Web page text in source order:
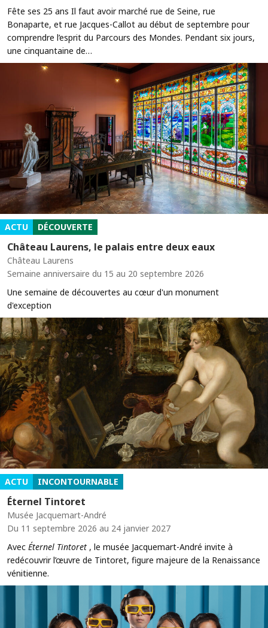
Fête ses 25 ans Il faut avoir marché rue de Seine, rue
Bonaparte, et rue Jacques-Callot au début de septembre pour
comprendre l’esprit du Parcours des Mondes. Pendant six jours,
une cinquantaine de…
ACTU DÉCOUVERTE
Château Laurens, le palais entre deux eaux
Château Laurens
Semaine anniversaire du 15 au 20 septembre 2026
Une semaine de découvertes au cœur d'un monument
d'exception
ACTU INCONTOURNABLE
Éternel Tintoret
Musée Jacquemart-André
Du 11 septembre 2026 au 24 janvier 2027
Avec Éternel Tintoret , le musée Jacquemart-André invite à
redécouvrir l’œuvre de Tintoret, figure majeure de la Renaissance
vénitienne.